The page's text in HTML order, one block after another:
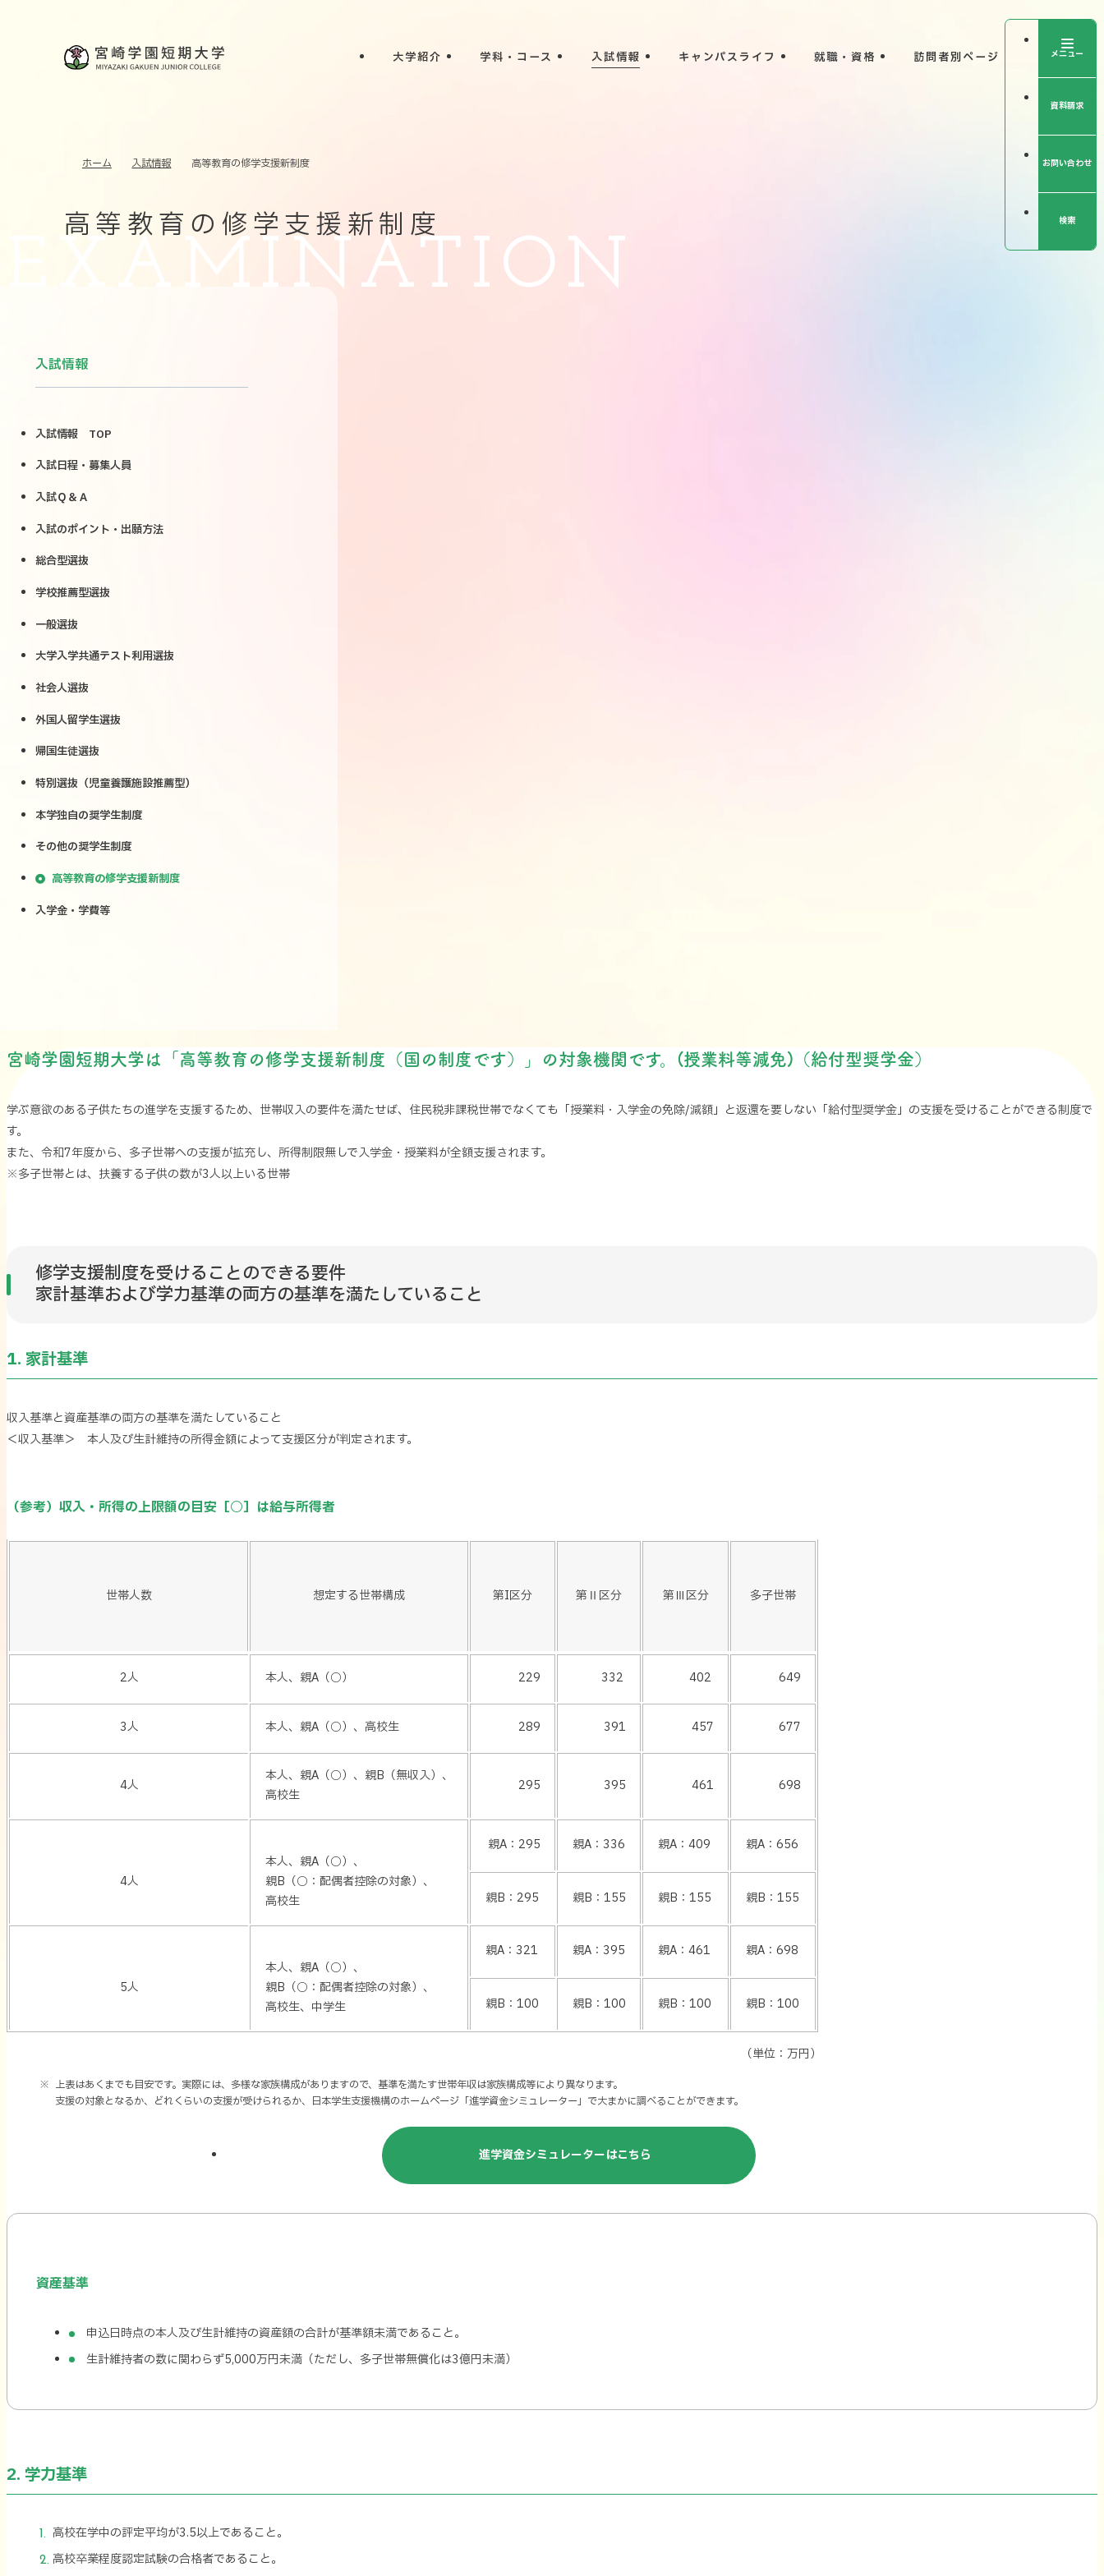
大学紹介 学科・コース 入試情報 キャンパスライフ 就職・資格 訪問者別ページ メニュー
外
イ
別
ウ
ド
開
き
資料請求
お問い合わせ
検索
ホーム 入試情報 高等教育の修学支援新制度
高等教育の修学支援新制度
入試情報
入試情報 TOP
入試日程・募集人員
入試Ｑ＆Ａ
入試のポイント・出願方法
総合型選抜
学校推薦型選抜
一般選抜
大学入学共通テスト利用選抜
社会人選抜
外国人留学生選抜
帰国生徒選抜
特別選抜（児童養護施設推薦型）
本学独自の奨学生制度
その他の奨学生制度
高等教育の修学支援新制度
入学金・学費等
宮崎学園短期大学は「高等教育の修学支援新制度（国の制度です）」の対象機関です。(授業料等減免)（給付型奨学金）
学ぶ意欲のある子供たちの進学を支援するため、世帯収入の要件を満たせば、住民税非課税世帯でなくても「授業料・入学金の免除/減額」と返還を要しない「給付型奨学金」の支援を受けることができる制度で
す。
また、令和7年度から、多子世帯への支援が拡充し、所得制限無しで入学金・授業料が全額支援されます。
※多子世帯とは、扶養する子供の数が3人以上いる世帯
修学支援制度を受けることのできる要件
家計基準および学力基準の両方の基準を満たしていること
1. 家計基準
収入基準と資産基準の両方の基準を満たしていること
＜収入基準＞ 本人及び生計維持の所得金額によって支援区分が判定されます。
（参考）収入・所得の上限額の目安［○］は給与所得者
を
け
世帯人数 想定する世帯構成 第I区分 第Ⅱ区分 第Ⅲ区分 多子世帯
2人 本人、親A（○） 229 332 402 649
3人 本人、親A（○）、高校生 289 391 457 677
4人
本人、親A（○）、親B（無収入）、
高校生
295 395 461 698
4人
本人、親A（○）、
親B（○：配偶者控除の対象）、
高校生
親A：295 親A：336 親A：409 親A：656
親B：295 親B：155 親B：155 親B：155
5人
本人、親A（○）、
親B（○：配偶者控除の対象）、
高校生、中学生
親A：321 親A：395 親A：461 親A：698
親B：100 親B：100 親B：100 親B：100
（単位：万円）
上表はあくまでも目安です。実際には、多様な家族構成がありますので、基準を満たす世帯年収は家族構成等により異なります。
支援の対象となるか、どれくらいの支援が受けられるか、日本学生支援機構のホームページ「進学資金シミュレーター」で大まかに調べることができます。
外
イ
ド
で
す
進学資金シミュレーターはこちら
資産基準
申込日時点の本人及び生計維持の資産額の合計が基準額未満であること。
生計維持者の数に関わらず5,000万円未満（ただし、多子世帯無償化は3億円未満）
2. 学力基準
高校在学中の評定平均が3.5以上であること。
高校卒業程度認定試験の合格者であること。